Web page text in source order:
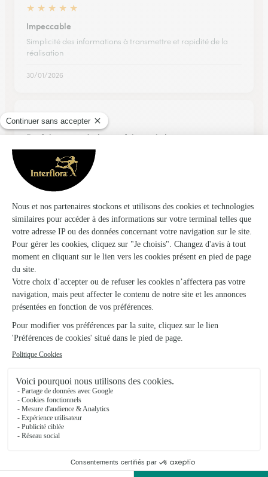
★ ★ ★ ★ ★
Impeccable
Simplicité des informations à transmettre et rapidité de la
réalisation
30/01/2026
★ ★ ★ ★ ★
Parfait comme à chaque fois que je les…
Parfait comme à chaque fois que je les sollicite
07/03/2026
Trustpilot Échantillon d'avis clients fourni via Trustpilot.Voir tous
les avis de la marque Interflora sur Trustpilot
Livraison de fleurs à Aincille et autour :
les villes proches couvertes par le réseau
Interflora
FLEURISTES
FLEURISTE Ahaxe-Alciette-Bascassan